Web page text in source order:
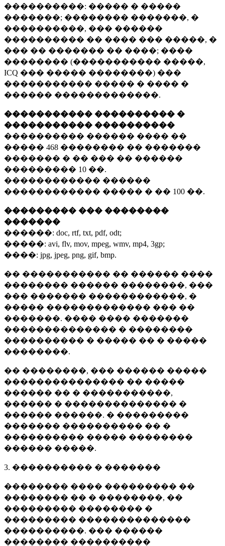
����������: ����� � �����
�������; �������� �������, �
����������, ��� ������
���������� �� ���� ��� �����, �
��� �� ������� �� ����; ����
�������� (����������� �����,
ICQ ��� ����� ��������) ���
����������� ����� � ���� �
������ �������������.
����������� ���������� �
����������� ����������
���������� ������ ���� ��
����� 468 �������� �� �������
������� � �� ��� �� ������
��������� 10 ��.
������������ ������
������������ ����� � �� 100 ��.
��������� ��� ��������
�������
������: doc, rtf, txt, pdf, odt;
�����: avi, flv, mov, mpeg, wmv, mp4, 3gp;
����: jpg, jpeg, png, gif, bmp.
�� ����������� �� ������ ����
�������� ������ ��������, ���
��� ������� ������������, �
����� ������������� ��� ��
�������. ���� ���� �������
�������������� � ��������
���������� � ����� �� � �����
��������.
�� ��������, ��� ������ �����
��������������� �� �����
������ �� � �����������,
������ � �������������� �
������ ������. � ���������
������� ���������� �� �
���������� ����� ��������
������ �����.
3. ���������� � �������
�������� ���� ��������� ��
�������� �� � ��������, ��
��������� �������� �
��������� ��������������
����������. ��� ������
�������� ����������